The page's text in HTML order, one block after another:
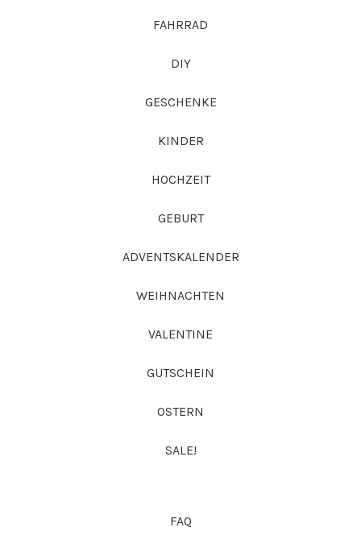
FAHRRAD
DIY
GESCHENKE
KINDER
HOCHZEIT
GEBURT
ADVENTSKALENDER
WEIHNACHTEN
VALENTINE
GUTSCHEIN
OSTERN
SALE!
FAQ